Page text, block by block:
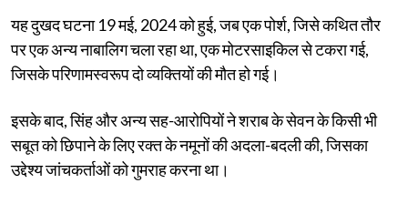
यह दुखद घटना 19 मई, 2024 को हुई, जब एक पोर्श, जिसे कथित तौर
पर एक अन्य नाबालिग चला रहा था, एक मोटरसाइकिल से टकरा गई,
जिसके परिणामस्वरूप दो व्यक्तियों की मौत हो गई।
इसके बाद, सिंह और अन्य सह-आरोपियों ने शराब के सेवन के किसी भी
सबूत को छिपाने के लिए रक्त के नमूनों की अदला-बदली की, जिसका
उद्देश्य जांचकर्ताओं को गुमराह करना था।